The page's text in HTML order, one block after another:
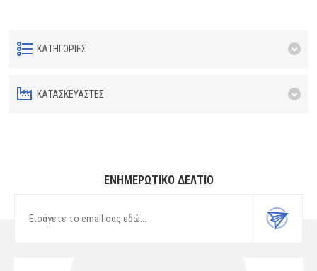
ΚΑΤΗΓΟΡΊΕΣ
ΚΑΤΑΣΚΕΥΑΣΤΈΣ
ΕΝΗΜΕΡΩΤΙΚΌ ΔΕΛΤΊΟ